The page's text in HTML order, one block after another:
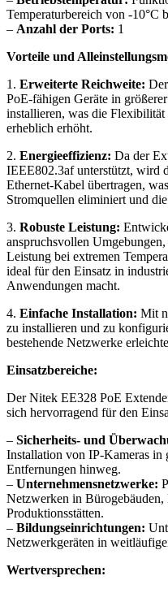
Temperaturbereich von -10°C
– Anzahl der Ports: 1
Vorteile und
1. Erweiterte Reichweite:
PoE-fähigen Geräte in
installieren, was die
erheblich erhöht.
2. Energieeffizienz: Da der
IEEE802.3af unterstützt, wird
Ethernet-Kabel übertragen,
Stromquellen eliminiert und
3. Robuste Leistung:
anspruchsvollen
Leistung bei extremen
ideal für den Einsatz in
Anwendungen macht.
4. Einfache Installation: Mit
zu installieren und zu
bestehende Netzwerke
Einsatzbereiche:
Der Nitek EE328 PoE
sich hervorragend für den
– Sicherheits- und
Installation von IP-Kameras in
Entfernungen hinweg.
– Unternehmensnetzwerke:
Netzwerken in Bürogebäuden,
Produktionsstätten.
– Bildungseinrichtungen:
Netzwerkgeräten in
Wertversprechen: